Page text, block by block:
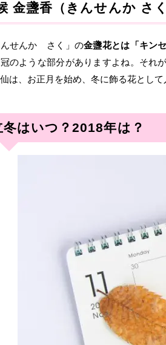
金盞香（きんせんか さく
んせんか さく」の金盞花とは「キン
のような部分がありますよね。それ
は、お正月を始め、冬に飾る花として
冬はいつ？2018年は？